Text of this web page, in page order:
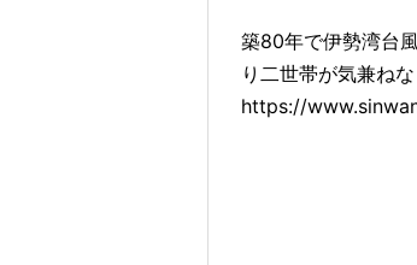
築80年で伊勢湾台
り二世帯が気兼ね
https://